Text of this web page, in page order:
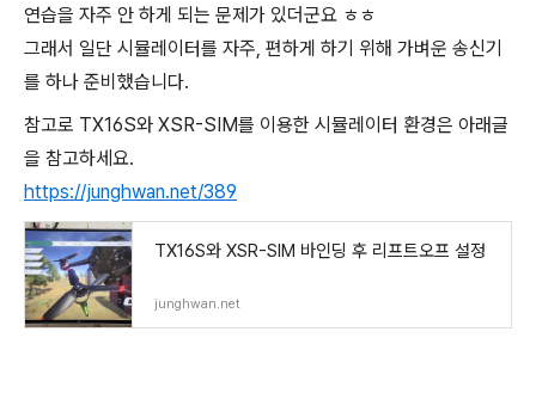
연습을 자주 안 하게 되는 문제가 있더군요 ㅎㅎ
그래서 일단 시뮬레이터를 자주, 편하게 하기 위해 가벼운 송신기
를 하나 준비했습니다.
참고로 TX16S와 XSR-SIM를 이용한 시뮬레이터 환경은 아래글
을 참고하세요.
https://junghwan.net/389
TX16S와 XSR-SIM 바인딩 후 리프트오프 설정
junghwan.net